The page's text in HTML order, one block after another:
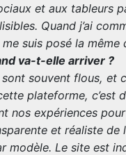
et aux tableurs
Quand j’ai
suis posé la même
va-t-elle arriver ?
souvent flous, et
plateforme, c’est
nos expériences
et réaliste de
modèle. Le site est